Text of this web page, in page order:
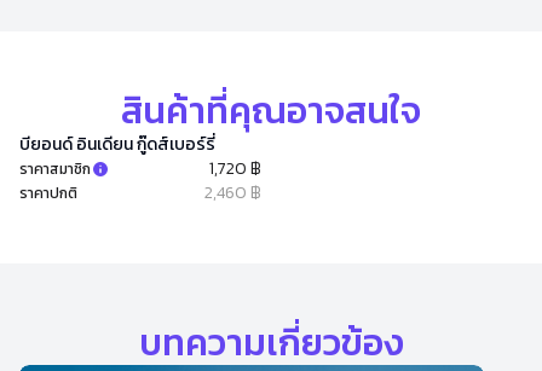
สินค้าที่คุณอาจสนใจ
บียอนด์ อินเดียน กู๊ดส์เบอร์รี่
ราคาสมาชิก 1,720 ฿
ราคาปกติ 2,460 ฿
บทความเกี่ยวข้อง